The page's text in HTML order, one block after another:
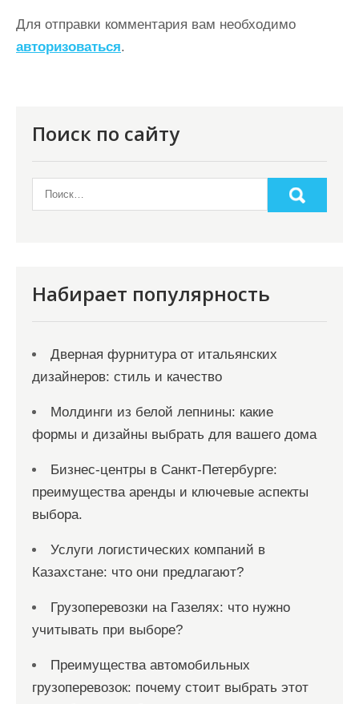
Для отправки комментария вам необходимо
авторизоваться.
Поиск по сайту
Набирает популярность
Дверная фурнитура от итальянских
дизайнеров: стиль и качество
Молдинги из белой лепнины: какие
формы и дизайны выбрать для вашего дома
Бизнес-центры в Санкт-Петербурге:
преимущества аренды и ключевые аспекты
выбора.
Услуги логистических компаний в
Казахстане: что они предлагают?
Грузоперевозки на Газелях: что нужно
учитывать при выборе?
Преимущества автомобильных
грузоперевозок: почему стоит выбрать этот